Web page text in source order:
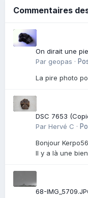
Commentaires
On dirait une
l\'Alli
Par geopas ·
La pire photo
DSC 7653
Par Hervé C ·
Bonjour
Il y a là une
68-